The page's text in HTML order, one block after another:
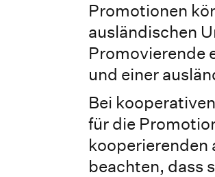
Promotionen
ausländischen
Promovierende
und einer
Bei
für die
kooperierenden
beachten, dass